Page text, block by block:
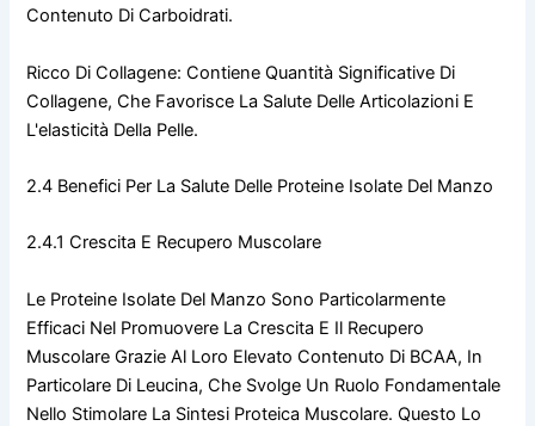
Contenuto Di Carboidrati.
Ricco Di Collagene: Contiene Quantità Significative Di
Collagene, Che Favorisce La Salute Delle Articolazioni E
L'elasticità Della Pelle.
2.4 Benefici Per La Salute Delle Proteine Isolate Del Manzo
2.4.1 Crescita E Recupero Muscolare
Le Proteine Isolate Del Manzo Sono Particolarmente
Efficaci Nel Promuovere La Crescita E Il Recupero
Muscolare Grazie Al Loro Elevato Contenuto Di BCAA, In
Particolare Di Leucina, Che Svolge Un Ruolo Fondamentale
Nello Stimolare La Sintesi Proteica Muscolare. Questo Lo